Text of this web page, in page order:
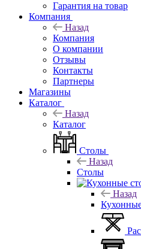
Гарантия на товар
Компания
Назад
Компания
О компании
Отзывы
Контакты
Партнеры
Магазины
Каталог
Назад
Каталог
Столы
Назад
Столы
Назад